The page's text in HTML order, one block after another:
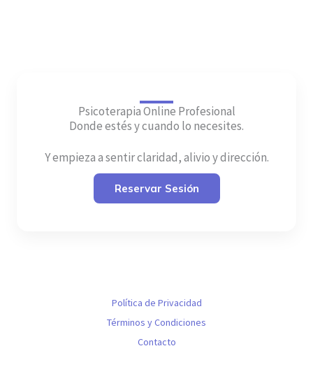
Psicoterapia Online Profesional
Donde estés y cuando lo necesites.
Y empieza a sentir claridad, alivio y dirección.
Reservar Sesión
Política de Privacidad
Términos y Condiciones
Contacto